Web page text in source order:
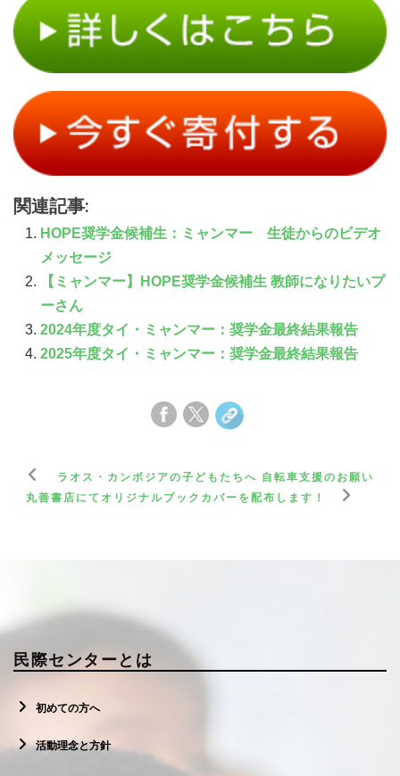
関連記事:
HOPE奨学金候補生：ミャンマー 生徒からのビデオ
メッセージ
【ミャンマー】HOPE奨学金候補生 教師になりたいプ
ーさん
2024年度タイ・ミャンマー：奨学金最終結果報告
2025年度タイ・ミャンマー：奨学金最終結果報告
ラオス・カンボジアの子どもたちへ 自転車支援のお願い
丸善書店にてオリジナルブックカバーを配布します！
民際センターとは
初めての方へ
活動理念と方針